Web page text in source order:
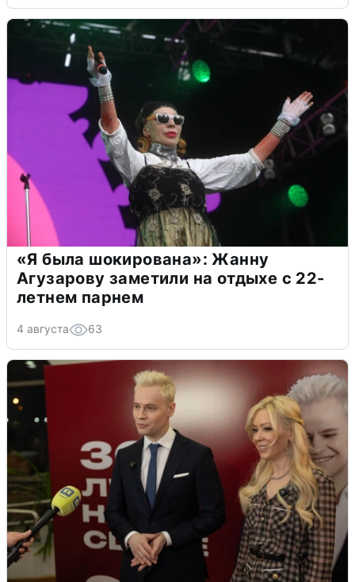
«Я была шокирована»: Жанну
Агузарову заметили на отдыхе с 22-
летнем парнем
4 августа 63